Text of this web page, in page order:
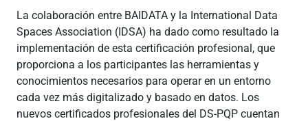
La colaboración entre BAIDATA y la International Data
Spaces Association (IDSA) ha dado como resultado la
implementación de esta certificación profesional, que
proporciona a los participantes las herramientas y
conocimientos necesarios para operar en un entorno
cada vez más digitalizado y basado en datos. Los
nuevos certificados profesionales del DS-PQP cuentan